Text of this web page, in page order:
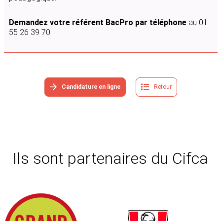
Demandez votre référent BacPro par téléphone au 01
55 26 39 70
Candidature en ligne Retour
Ils sont partenaires du Cifca